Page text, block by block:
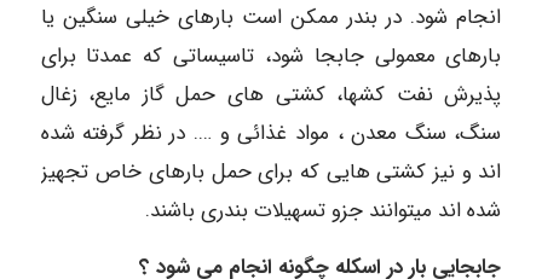
انجام شود. در بندر ممکن است بارهای خیلی سنگین یا
بارهای معمولی جابجا شود، تاسیساتی که عمدتا برای
پذیرش نفت کشها، کشتی های حمل گاز مایع، زغال
سنگ، سنگ معدن ، مواد غذائی و …. در نظر گرفته شده
اند و نیز کشتی هایی که برای حمل بارهای خاص تجهیز
شده اند میتوانند جزو تسهیلات بندری باشند.
جابجایی بار در اسکله چگونه انجام می شود ؟